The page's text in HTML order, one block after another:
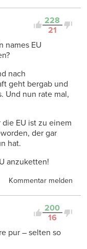
228
21
names EU
nach
geht bergab und
Und nun rate mal,
EU ist zu einem
der gar
hat.
anzuketten!
Kommentar melden
200
16
pur – selten so